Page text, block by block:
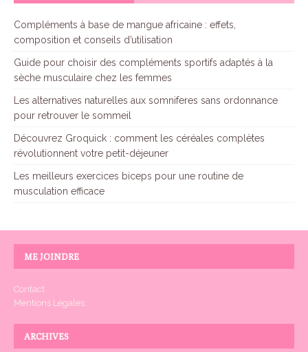
Compléments à base de mangue africaine : effets,
composition et conseils d’utilisation
Guide pour choisir des compléments sportifs adaptés à la
sèche musculaire chez les femmes
Les alternatives naturelles aux somniferes sans ordonnance
pour retrouver le sommeil
Découvrez Groquick : comment les céréales complètes
révolutionnent votre petit-déjeuner
Les meilleurs exercices biceps pour une routine de
musculation efficace
ME JOINDRE
Contact
Mentions Légales
ARCHIVES